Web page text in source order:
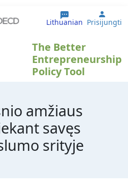
Lithuanian User
Prisijungti
The Better
Entrepreneurship
Policy Tool
amžiaus
savęs
srityje